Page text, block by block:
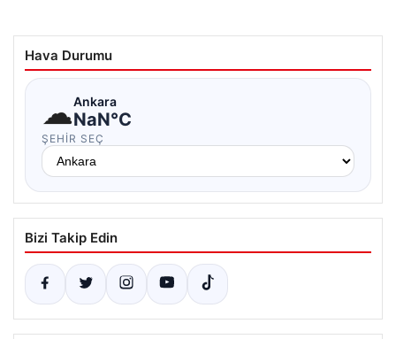
Hava Durumu
☁Ankara
NaN°C
ŞEHIR SEÇ
Bizi Takip Edin